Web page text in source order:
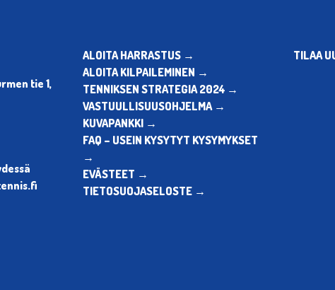
tie 1,
ALOITA HARRASTUS →
ALOITA KILPAILEMINEN →
TENNIKSEN STRATEGIA 2024 →
VASTUULLISUUSOHJELMA →
KUVAPANKKI →
FAQ – USEIN KYSYTYT KYSYMYKSET
→
EVÄSTEET →
TIETOSUOJASELOSTE →
TILAA